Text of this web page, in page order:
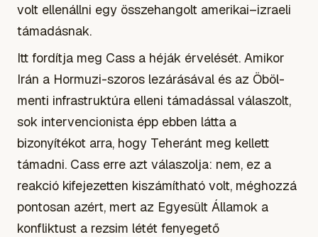
volt ellenállni egy összehangolt amerikai–izraeli
támadásnak.
Itt fordítja meg Cass a héják érvelését. Amikor
Irán a Hormuzi-szoros lezárásával és az Öböl-
menti infrastruktúra elleni támadással válaszolt,
sok intervencionista épp ebben látta a
bizonyítékot arra, hogy Teheránt meg kellett
támadni. Cass erre azt válaszolja: nem, ez a
reakció kifejezetten kiszámítható volt, méghozzá
pontosan azért, mert az Egyesült Államok a
konfliktust a rezsim létét fenyegető